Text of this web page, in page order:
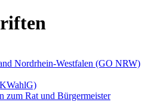
Nordrhein-Westfalen (GO NRW)
zum Rat und Bürgermeister